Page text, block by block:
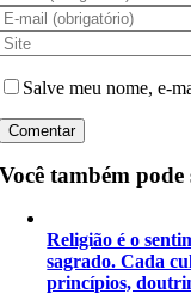
Salve meu nome, e-
Você também pode
Religião é o
sagrado. Cada
princípios,